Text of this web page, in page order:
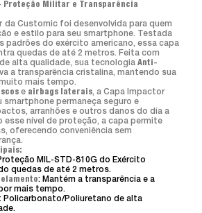
Proteção Militar e Transparência
da Customic foi desenvolvida para quem
e estilo para seu smartphone. Testada
padrões do exército americano, essa capa
quedas de até 2 metros. Feita com
alta qualidade, sua tecnologia Anti-
a transparência cristalina, mantendo sua
mais tempo.
e airbags laterais, a Capa Impactor
smartphone permaneça seguro e
arranhões e outros danos do dia a
esse nível de proteção, a capa permite
oferecendo conveniência sem
MIL-STD-810G do Exército
quedas de até 2 metros.
: Mantém a transparência e a
mais tempo.
: Policarbonato/Poliuretano de alta